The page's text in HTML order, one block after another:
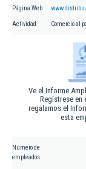
Página Web
Actividad Comercio al
Ve el Informe
Regístrese en
regalamos el
esta
Número de
empleados